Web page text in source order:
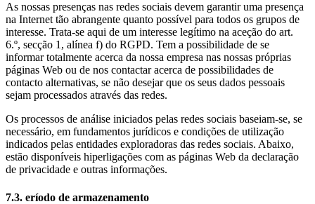
As nossas presenças nas redes sociais devem garantir uma presença
na Internet tão abrangente quanto possível para todos os grupos de
interesse. Trata-se aqui de um interesse legítimo na aceção do art.
6.º, secção 1, alínea f) do RGPD. Tem a possibilidade de se
informar totalmente acerca da nossa empresa nas nossas próprias
páginas Web ou de nos contactar acerca de possibilidades de
contacto alternativas, se não desejar que os seus dados pessoais
sejam processados através das redes.
​​​​​​​Os processos de análise iniciados pelas redes sociais baseiam-se, se
necessário, em fundamentos jurídicos e condições de utilização
indicados pelas entidades exploradoras das redes sociais. Abaixo,
estão disponíveis hiperligações com as páginas Web da declaração
de privacidade e outras informações.
​​​​​​​7.3. eríodo de armazenamento